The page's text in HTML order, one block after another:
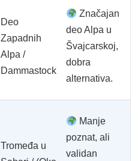
Deo
Zapadnih
Alpa /
Dammastock
Značajan
deo Alpa u
Švajcarskoj,
dobra
alternativa.
Tromeđa u
Manje
poznat, ali
validan